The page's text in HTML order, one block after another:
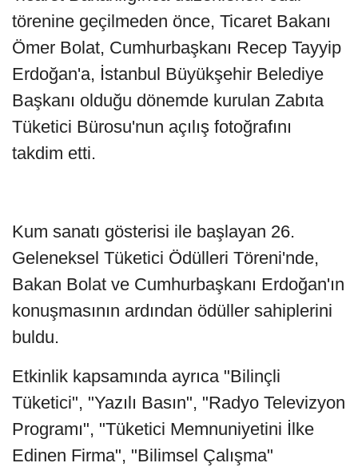
törenine geçilmeden önce, Ticaret Bakanı
Ömer Bolat, Cumhurbaşkanı Recep Tayyip
Erdoğan'a, İstanbul Büyükşehir Belediye
Başkanı olduğu dönemde kurulan Zabıta
Tüketici Bürosu'nun açılış fotoğrafını
takdim etti.
Kum sanatı gösterisi ile başlayan 26.
Geleneksel Tüketici Ödülleri Töreni'nde,
Bakan Bolat ve Cumhurbaşkanı Erdoğan'ın
konuşmasının ardından ödüller sahiplerini
buldu.
Etkinlik kapsamında ayrıca "Bilinçli
Tüketici", "Yazılı Basın", "Radyo Televizyon
Programı", "Tüketici Memnuniyetini İlke
Edinen Firma", "Bilimsel Çalışma"